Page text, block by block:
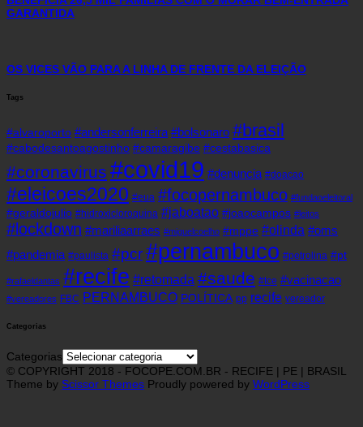
GARANTIDA
OS VICES VÃO PARA A LINHA DE FRENTE DA ELEIÇÃO
Tags
#alvaroporto #andersonferreira #bolsonaro #brasil
#cabodesantoagostinho #camaragibe #cestabasica
#coronavirus #covid19 #denuncia #doacao
#eleicoes2020 #eua #focopernambuco #fundaoeleitoral
#geraldojulio #hidroxicloroquina #jaboatao #joaocampos #leitos
#lockdown #mariliaarraes #miguelcoelho #mppe #olinda #oms
#pandemia #paulista #pcr#pernambuco #petrolina #pt
#rafaeldantas #recife #retomada #saude #tce #vacinacao
#vereadores FBC PERNAMBUCO POLÍTICA pp recife vereador
Categorias
Categorias
© COPYRIGHT 2018 - FOCOPE.COM.BR - RECIFE | PE | BRASIL
Theme by Scissor Themes Proudly powered by WordPress